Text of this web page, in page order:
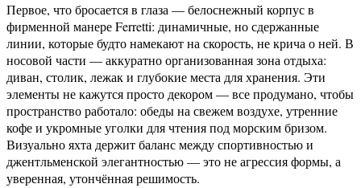
Первое, что бросается в глаза — белоснежный корпус в
фирменной манере Ferretti: динамичные, но сдержанные
линии, которые будто намекают на скорость, не крича о ней. В
носовой части — аккуратно организованная зона отдыха:
диван, столик, лежак и глубокие места для хранения. Эти
элементы не кажутся просто декором — все продумано, чтобы
пространство работало: обеды на свежем воздухе, утренние
кофе и укромные уголки для чтения под морским бризом.
Визуально яхта держит баланс между спортивностью и
джентльменской элегантностью — это не агрессия формы, а
уверенная, утончённая решимость.